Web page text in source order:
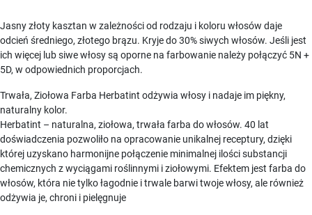
Jasny złoty kasztan w zależności od rodzaju i koloru włosów daje
odcień średniego, złotego brązu. Kryje do 30% siwych włosów. Jeśli jest
ich więcej lub siwe włosy są oporne na farbowanie należy połączyć 5N +
5D, w odpowiednich proporcjach.
Trwała, Ziołowa Farba Herbatint odżywia włosy i nadaje im piękny,
naturalny kolor.
Herbatint – naturalna, ziołowa, trwała farba do włosów. 40 lat
doświadczenia pozwoliło na opracowanie unikalnej receptury, dzięki
której uzyskano harmonijne połączenie minimalnej ilości substancji
chemicznych z wyciągami roślinnymi i ziołowymi. Efektem jest farba do
włosów, która nie tylko łagodnie i trwale barwi twoje włosy, ale również
odżywia je, chroni i pielęgnuje